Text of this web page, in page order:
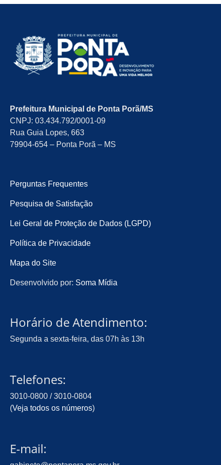
Prefeitura Municipal de Ponta Porã/MS
CNPJ: 03.434.792/0001-09
Rua Guia Lopes, 663
79904-654 – Ponta Porã – MS
Perguntas Frequentes
Pesquisa de Satisfação
Lei Geral de Proteção de Dados (LGPD)
Política de Privacidade
Mapa do Site
Desenvolvido por: Soma Mídia
Horário de Atendimento:
Segunda a sexta-feira, das 07h às 13h
Telefones:
3010-0800 / 3010-0804
(Veja todos os números)
E-mail: